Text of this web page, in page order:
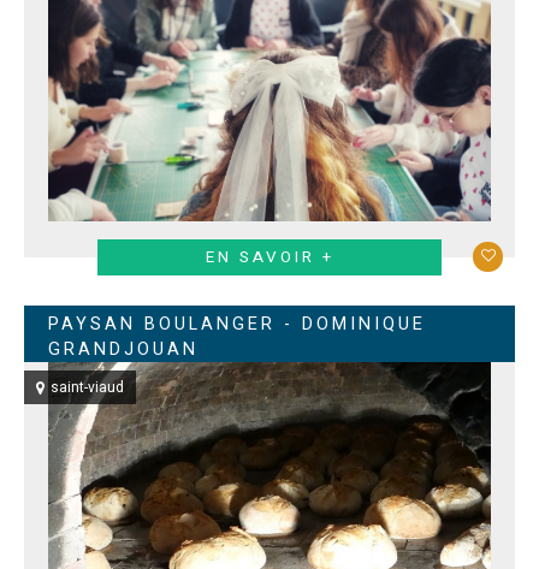
EN SAVOIR +
PAYSAN BOULANGER - DOMINIQUE
GRANDJOUAN
saint-viaud